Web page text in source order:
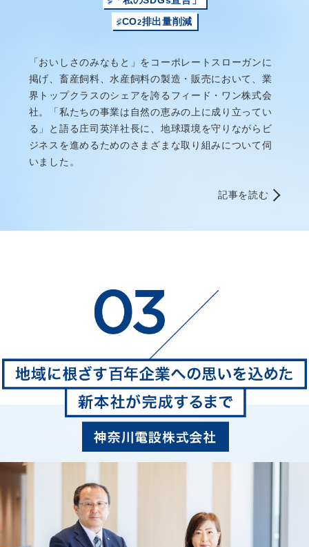
♯CO2排出量削減
「おいしさのみなもと」をコーポレートスローガンに
掲げ、畜産飼料、水産飼料の製造・販売において、業
界トップクラスのシェアを誇るフィード・ワン株式会
社。「私たちの事業は自然の恵みの上に成り立ってい
る」と語る庄司英洋社長に、地球環境を守りながらビ
ジネスを進めるためのさまざまな取り組みについて伺
いました。
記事を読む